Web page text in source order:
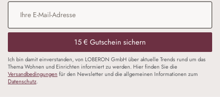
E-Mail-Adresse
15 € Gutschein sichern
Ich bin damit einverstanden, von LOBERON GmbH über aktuelle Trends rund um das
Thema Wohnen und Einrichten informiert zu werden. Hier finden Sie die
Versandbedingungen für den Newsletter und die allgemeinen Informationen zum
Datenschutz.